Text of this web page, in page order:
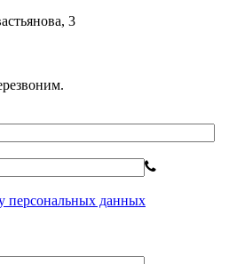
3
персональных данных